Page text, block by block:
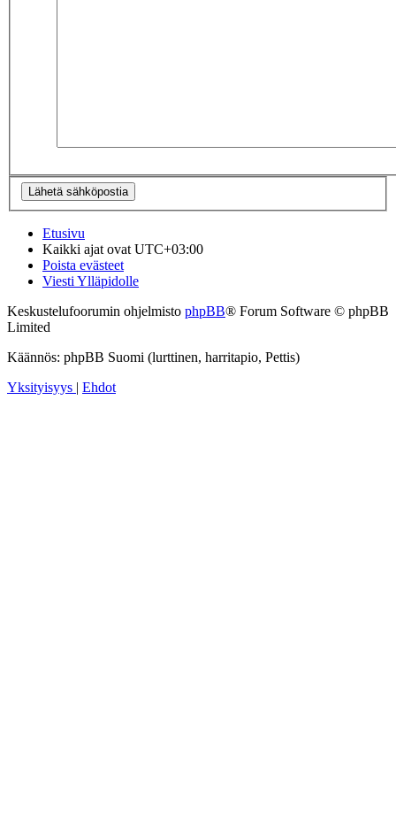
Etusivu
Kaikki ajat ovatUTC+03:00
Poista evästeet
Viesti Ylläpidolle
Keskustelufoorumin ohjelmisto phpBB® Forum Software © phpBB
Limited
Käännös: phpBB Suomi (lurttinen, harritapio, Pettis)
Yksityisyys
Ehdot